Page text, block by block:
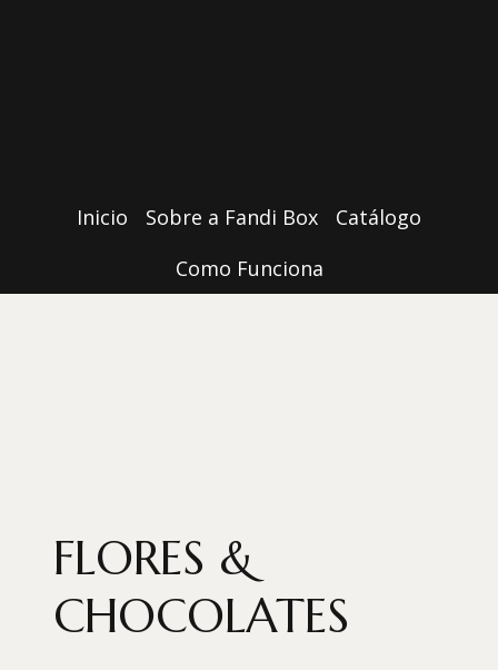
Inicio Sobre a Fandi Box
Catálogo
Como Funciona
FLORES &
CHOCOLATES